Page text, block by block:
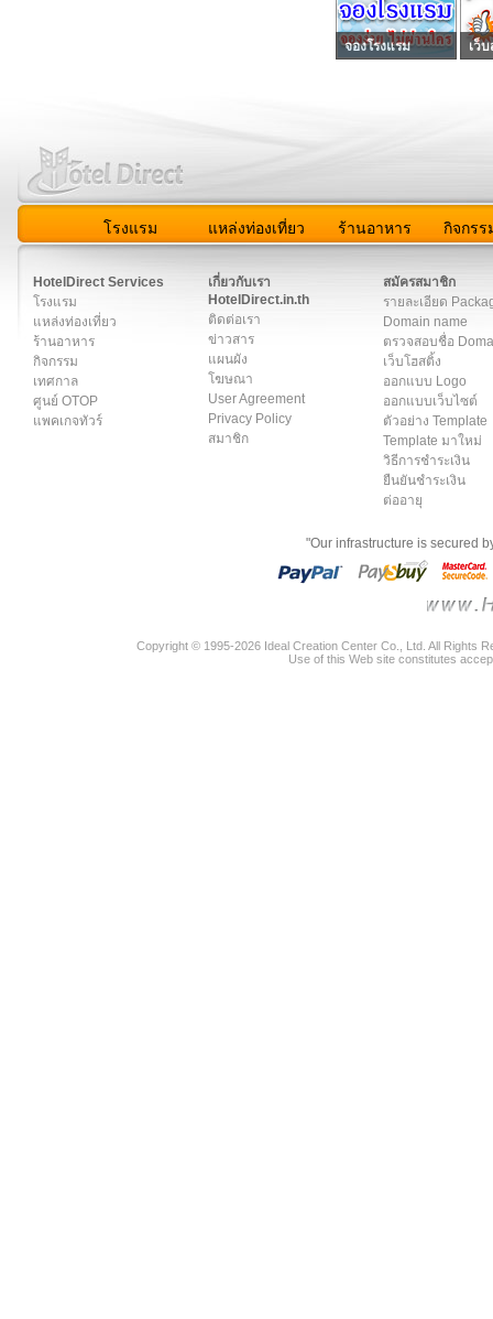
จองโรงแรม เว็
โรงแรม แหล่งท่องเที่ยว ร้านอาหาร กิจกรร
HotelDirect Services
โรงแรม
แหล่งท่องเที่ยว
ร้านอาหาร
กิจกรรม
เทศกาล
ศูนย์ OTOP
แพคเกจทัวร์
เกี่ยวกับเรา
HotelDirect.in.th
ติดต่อเรา
ข่าวสาร
แผนผัง
โฆษณา
User Agreement
Privacy Policy
สมาชิก
สมัครสมาชิก
รายละเอียด
Domain name
ตรวจสอบชื่อ
เว็บโฮสติ้ง
ออกแบบ Logo
ออกแบบเว็บไซต์
ตัวอย่าง Template
Template มาใหม่
วิธีการชำระเงิน
ยืนยันชำระเงิน
ต่ออายุ
"Our infrastructure is secured
Copyright © 1995-2026 Ideal Creation Center Co., Ltd. All Rights
Use of this Web site constitutes